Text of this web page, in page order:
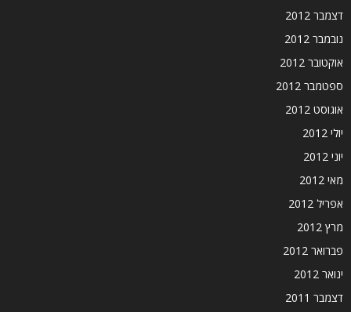
דצמבר 2012
נובמבר 2012
אוקטובר 2012
ספטמבר 2012
אוגוסט 2012
יולי 2012
יוני 2012
מאי 2012
אפריל 2012
מרץ 2012
פברואר 2012
ינואר 2012
דצמבר 2011